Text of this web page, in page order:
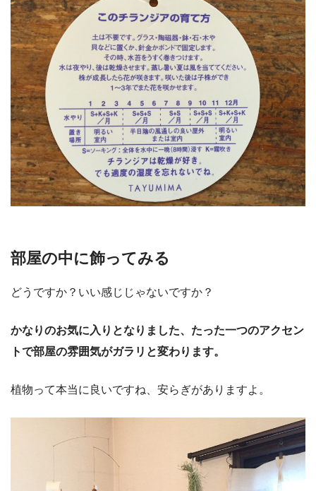
部屋の中に飾ってみる
どうですか？いい感じじゃないですか？
かなりのお気に入りとなりました、たった一つのアクセン
トで部屋の雰囲気がガラリと変わります。
植物って本当に良いですね、安らぎがありますよ。